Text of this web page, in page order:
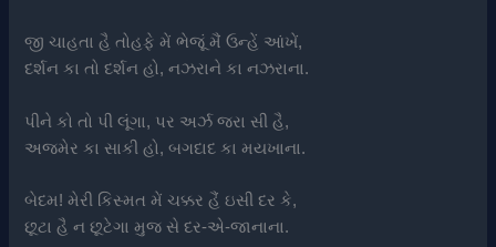
જી ચાહતા હૈ તોહફે મેં ભેજૂં મૈં ઉન્હેં આંખેં,
દર્શન કા તો દર્શન હો, નઝરાને કા નઝરાના.
પીને કો તો પી લૂંગા, પર અર્ઝ જરા સી હૈ,
અજમેર કા સાકી હો, બગદાદ કા મયખાના.
બેદમ! મેરી કિસ્મત મેં ચક્કર હૈં ઇસી દર કે,
છૂટા હૈ ન છૂટેગા મુજ સે દર-એ-જાનાના.